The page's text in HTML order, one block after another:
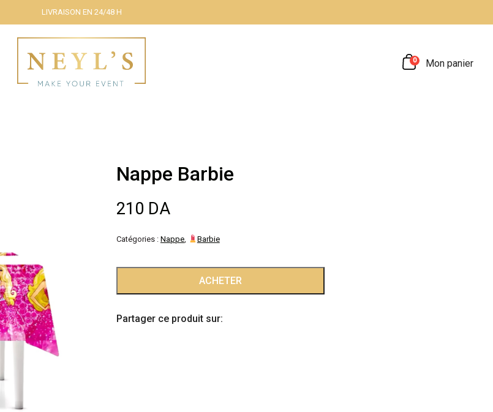
LIVRAISON EN 24/48 H
0 Mon panier
Nappe Barbie
210 DA
Catégories : Nappe, Barbie
de
Barbie
ACHETER
Partager ce produit sur: